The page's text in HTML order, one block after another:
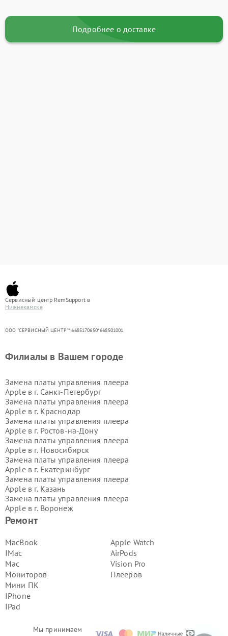
Подробнее о доставке
Сервисный центр RemSupport в
Нижнекамске
ООО "СЕРВИСНЫЙ ЦЕНТР"* 6685170650*668501001
Мы принимаем
Ремонт
MacBook
IMac
Mac
Мониторов
Мини ПК
IPhone
IPad
Apple Watch
AirPods
Vision Pro
Плееров
Филиалы в Вашем городе
Замена платы управления плеера
Apple в г. Санкт-Петербург
Замена платы управления плеера
Apple в г. Краснодар
Замена платы управления плеера
Apple в г. Ростов-на-Дону
Замена платы управления плеера
Apple в г. Новосибирск
Замена платы управления плеера
Apple в г. Екатеринбург
Замена платы управления плеера
Apple в г. Казань
Замена платы управления плеера
Apple в г. Воронеж
Замена платы управления плеера
Замена платы управления плеера
Apple в г.
Замена платы управления плеера
Apple в г.
Замена платы управления плеера
Apple в г.
Замена платы управления плеера
Apple в г.
Apple в г.
Замена платы управления плеера